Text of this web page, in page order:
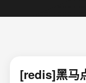
[redis]黑马